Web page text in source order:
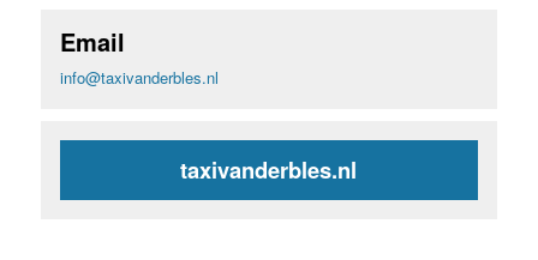
Email
info@taxivanderbles.nl
taxivanderbles.nl